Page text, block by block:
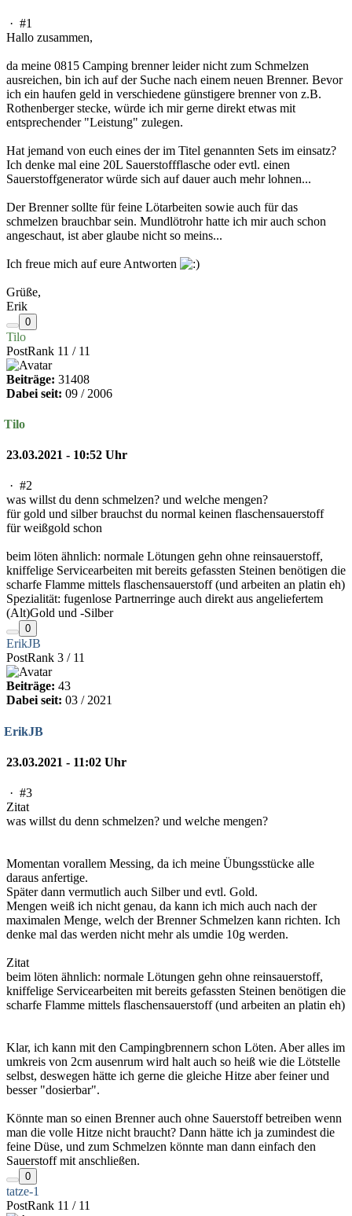
· #1
Hallo zusammen,
da meine 0815 Camping brenner leider nicht zum Schmelzen
ausreichen, bin ich auf der Suche nach einem neuen Brenner. Bevor
ich ein haufen geld in verschiedene günstigere brenner von z.B.
Rothenberger stecke, würde ich mir gerne direkt etwas mit
entsprechender "Leistung" zulegen.
Hat jemand von euch eines der im Titel genannten Sets im einsatz?
Ich denke mal eine 20L Sauerstoffflasche oder evtl. einen
Sauerstoffgenerator würde sich auf dauer auch mehr lohnen...
Der Brenner sollte für feine Lötarbeiten sowie auch für das
schmelzen brauchbar sein. Mundlötrohr hatte ich mir auch schon
angeschaut, ist aber glaube nicht so meins...
Ich freue mich auf eure Antworten
Grüße,
Erik
0
Tilo
PostRank 11 / 11
Beiträge: 31408
Dabei seit: 09 / 2006
Tilo
23.03.2021 - 10:52 Uhr
· #2
was willst du denn schmelzen? und welche mengen?
für gold und silber brauchst du normal keinen flaschensauerstoff
für weißgold schon
beim löten ähnlich: normale Lötungen gehn ohne reinsauerstoff,
kniffelige Servicearbeiten mit bereits gefassten Steinen benötigen die
scharfe Flamme mittels flaschensauerstoff (und arbeiten an platin eh)
Spezialität: fugenlose Partnerringe auch direkt aus angeliefertem
(Alt)Gold und -Silber
0
ErikJB
PostRank 3 / 11
Beiträge: 43
Dabei seit: 03 / 2021
ErikJB
23.03.2021 - 11:02 Uhr
· #3
Zitat
was willst du denn schmelzen? und welche mengen?
Momentan vorallem Messing, da ich meine Übungsstücke alle
daraus anfertige.
Später dann vermutlich auch Silber und evtl. Gold.
Mengen weiß ich nicht genau, da kann ich mich auch nach der
maximalen Menge, welch der Brenner Schmelzen kann richten. Ich
denke mal das werden nicht mehr als umdie 10g werden.
Zitat
beim löten ähnlich: normale Lötungen gehn ohne reinsauerstoff,
kniffelige Servicearbeiten mit bereits gefassten Steinen benötigen die
scharfe Flamme mittels flaschensauerstoff (und arbeiten an platin eh)
Klar, ich kann mit den Campingbrennern schon Löten. Aber alles im
umkreis von 2cm ausenrum wird halt auch so heiß wie die Lötstelle
selbst, deswegen hätte ich gerne die gleiche Hitze aber feiner und
besser "dosierbar".
Könnte man so einen Brenner auch ohne Sauerstoff betreiben wenn
man die volle Hitze nicht braucht? Dann hätte ich ja zumindest die
feine Düse, und zum Schmelzen könnte man dann einfach den
Sauerstoff mit anschließen.
0
tatze-1
PostRank 11 / 11